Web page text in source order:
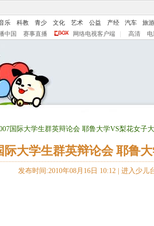
乐 科教 青少 文化 艺术 公益 产经 汽车 旅游
中国 赛事直播 网络电视客户端 高清
国际大学生群英辩论会 耶鲁大学VS梨花女子
际大学生群英辩论会 耶鲁
发布时间:2010年08月16日 10:12 | 进入少儿